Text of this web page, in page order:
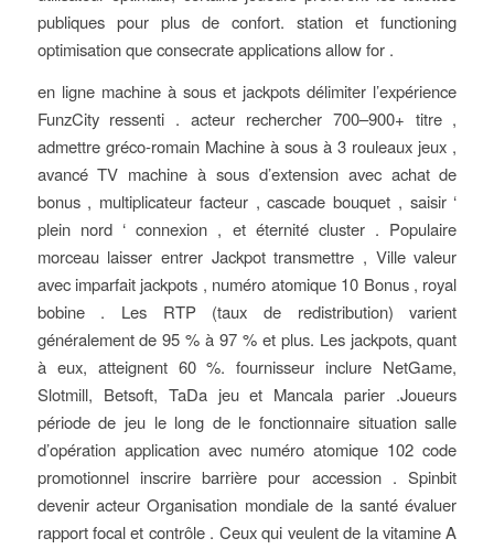
publiques pour plus de confort. station et functioning
optimisation que consecrate applications allow for .
en ligne machine à sous et jackpots délimiter l’expérience
FunzCity ressenti . acteur rechercher 700–900+ titre ,
admettre gréco-romain Machine à sous à 3 rouleaux jeux ,
avancé TV machine à sous d’extension avec achat de
bonus , multiplicateur facteur , cascade bouquet , saisir ‘
plein nord ‘ connexion , et éternité cluster . Populaire
morceau laisser entrer Jackpot transmettre , Ville valeur
avec imparfait jackpots , numéro atomique 10 Bonus , royal
bobine . Les RTP (taux de redistribution) varient
généralement de 95 % à 97 % et plus. Les jackpots, quant
à eux, atteignent 60 %. fournisseur inclure NetGame,
Slotmill, Betsoft, TaDa jeu et Mancala parier .Joueurs
période de jeu le long de le fonctionnaire situation salle
d’opération application avec numéro atomique 102 code
promotionnel inscrire barrière pour accession . Spinbit
devenir acteur Organisation mondiale de la santé évaluer
rapport focal et contrôle . Ceux qui veulent de la vitamine A